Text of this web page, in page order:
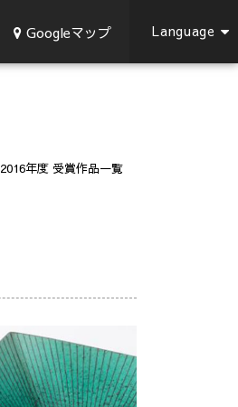
Googleマップ Language
2016年度 受賞作品一覧